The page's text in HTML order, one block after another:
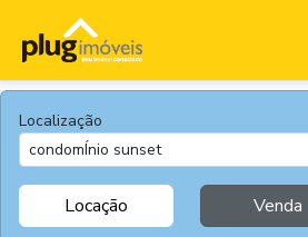
Localização
Locação Venda